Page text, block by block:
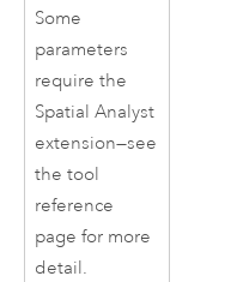
Some
parameters
require the
Spatial Analyst
extension—see
the tool
reference
page for more
detail.